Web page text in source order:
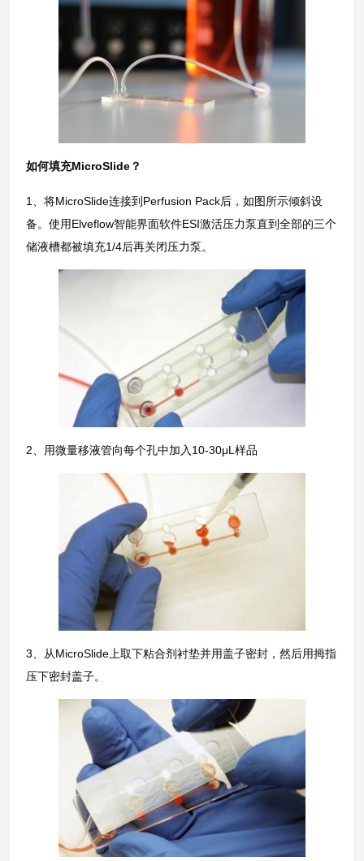
如何填充MicroSlide？
1、将MicroSlide连接到Perfusion Pack后，如图所示倾斜设
备。使用Elveflow智能界面软件ESI激活压力泵直到全部的三个
储液槽都被填充1/4后再关闭压力泵。
2、用微量移液管向每个孔中加入10-30μL样品
3、从MicroSlide上取下粘合剂衬垫并用盖子密封，然后用拇指
压下密封盖子。